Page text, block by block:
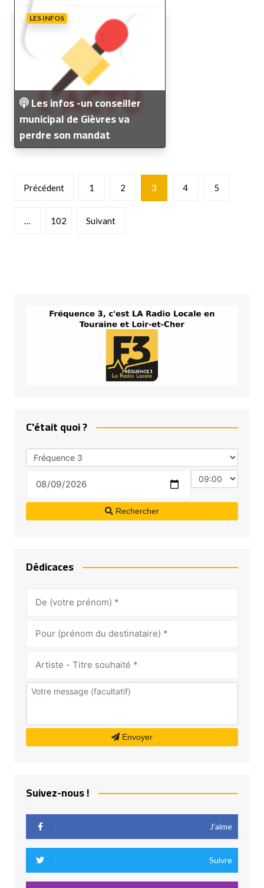
LES INFOS
Les infos -un conseiller
municipal de Gièvres va
perdre son mandat
Pagination
des
publications
Précédent 1 2 3 4 5
… 102 Suivant
C'était quoi ?
Rechercher
Dédicaces
Envoyer
Suivez-nous !
J’aime
Suivre